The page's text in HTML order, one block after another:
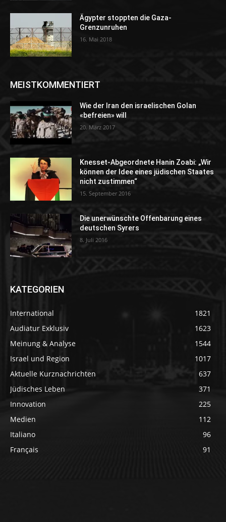
Ägypter stoppten die Gaza-
Grenzunruhen
16. Mai 2018
MEISTKOMMENTIERT
Wie der Iran den israelischen Golan
«befreien» will
20. März 2017
Knesset-Abgeordnete Hanin Zoabi: „Wir
können der Idee eines jüdischen Staates
nicht zustimmen“
15. September 2016
Die unerwünschte Offenbarung eines
deutschen Syrers
8. Juli 2016
KATEGORIEN
International
1821
Audiatur Exklusiv
1623
Meinung & Analyse
1544
Israel und Region
1017
Aktuelle Kurznachrichten
637
Jüdisches Leben
371
Innovation
225
Medien
112
Italiano
96
Français
91